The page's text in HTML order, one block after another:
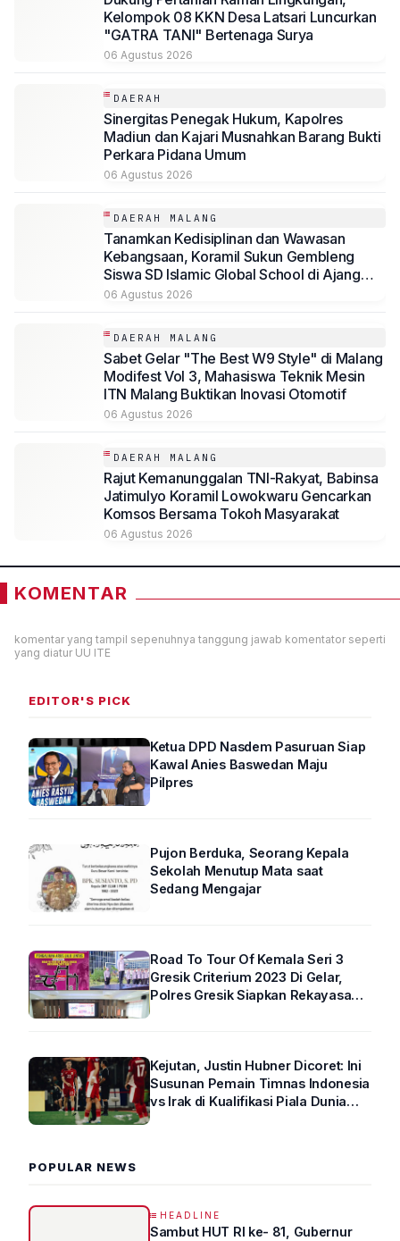
Kelompok 08 KKN Desa Latsari Luncurkan
"GATRA TANI" Bertenaga Surya
06 Agustus 2026
DAERAH
Sinergitas Penegak Hukum, Kapolres
Madiun dan Kajari Musnahkan Barang Bukti
Perkara Pidana Umum
06 Agustus 2026
DAERAH MALANG
Tanamkan Kedisiplinan dan Wawasan
Kebangsaan, Koramil Sukun Gembleng
Siswa SD Islamic Global School di Ajang
LDKS
06 Agustus 2026
DAERAH MALANG
Sabet Gelar "The Best W9 Style" di Malang
Modifest Vol 3, Mahasiswa Teknik Mesin
ITN Malang Buktikan Inovasi Otomotif
06 Agustus 2026
DAERAH MALANG
Rajut Kemanunggalan TNI-Rakyat, Babinsa
Jatimulyo Koramil Lowokwaru Gencarkan
Komsos Bersama Tokoh Masyarakat
06 Agustus 2026
KOMENTAR
komentar yang tampil sepenuhnya tanggung jawab komentator seperti
yang diatur UU ITE
EDITOR'S PICK
Ketua DPD Nasdem Pasuruan Siap
Kawal Anies Baswedan Maju
Pilpres
Pujon Berduka, Seorang Kepala
Sekolah Menutup Mata saat
Sedang Mengajar
Road To Tour Of Kemala Seri 3
Gresik Criterium 2023 Di Gelar,
Polres Gresik Siapkan Rekayasa
Kejutan, Justin Hubner Dicoret: Ini
Susunan Pemain Timnas Indonesia
vs Irak di Kualifikasi Piala Dunia
POPULAR NEWS
HEADLINE
Sambut HUT RI ke- 81, Gubernur